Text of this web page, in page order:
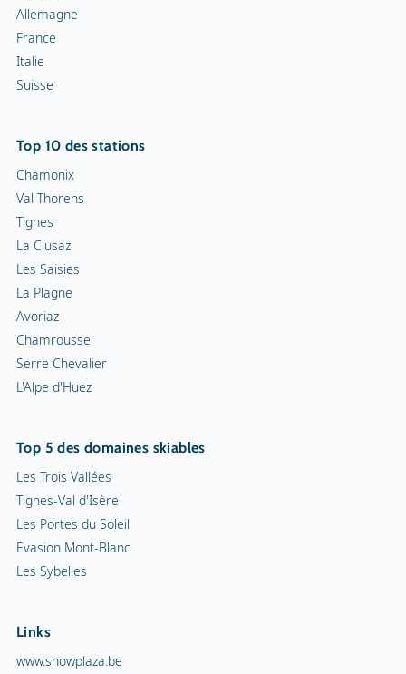
Allemagne
France
Italie
Suisse
Top 10 des stations
Chamonix
Val Thorens
Tignes
La Clusaz
Les Saisies
La Plagne
Avoriaz
Chamrousse
Serre Chevalier
L'Alpe d'Huez
Top 5 des domaines skiables
Les Trois Vallées
Tignes-Val d'Isère
Les Portes du Soleil
Evasion Mont-Blanc
Les Sybelles
Links
www.snowplaza.be